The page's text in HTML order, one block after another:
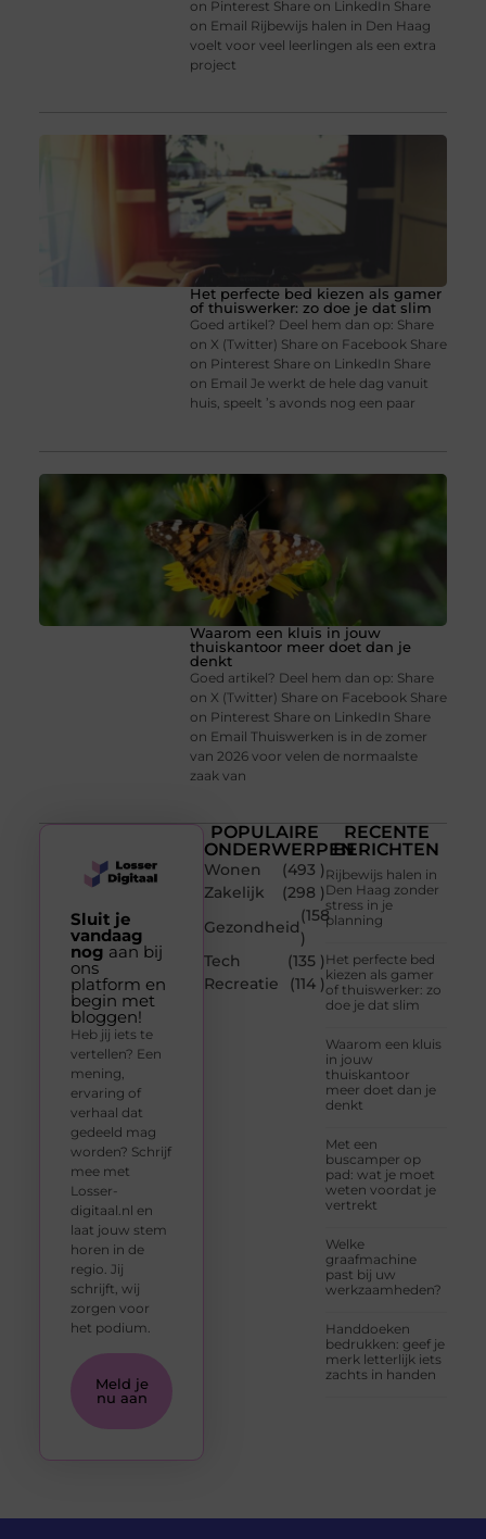
on Pinterest Share on LinkedIn Share
on Email Rijbewijs halen in Den Haag
voelt voor veel leerlingen als een extra
project
Het perfecte bed kiezen als gamer
of thuiswerker: zo doe je dat slim
Goed artikel? Deel hem dan op: Share
on X (Twitter) Share on Facebook Share
on Pinterest Share on LinkedIn Share
on Email Je werkt de hele dag vanuit
huis, speelt ’s avonds nog een paar
Waarom een kluis in jouw
thuiskantoor meer doet dan je
denkt
Goed artikel? Deel hem dan op: Share
on X (Twitter) Share on Facebook Share
on Pinterest Share on LinkedIn Share
on Email Thuiswerken is in de zomer
van 2026 voor velen de normaalste
zaak van
POPULAIRE
ONDERWERPEN
Wonen
(493 )
Zakelijk
(298 )
Gezondheid
(158
)
Tech
(135 )
Recreatie
(114 )
RECENTE
BERICHTEN
Rijbewijs halen in
Den Haag zonder
stress in je
planning
Het perfecte bed
kiezen als gamer
of thuiswerker: zo
doe je dat slim
Waarom een kluis
in jouw
thuiskantoor
meer doet dan je
denkt
Met een
buscamper op
pad: wat je moet
weten voordat je
vertrekt
Welke
graafmachine
past bij uw
werkzaamheden?
Handdoeken
bedrukken: geef je
merk letterlijk iets
zachts in handen
Sluit je
vandaag
nog aan bij
ons
platform en
begin met
bloggen!
Heb jij iets te
vertellen? Een
mening,
ervaring of
verhaal dat
gedeeld mag
worden? Schrijf
mee met
Losser-
digitaal.nl en
laat jouw stem
horen in de
regio. Jij
schrijft, wij
zorgen voor
het podium.
Meld je
nu aan